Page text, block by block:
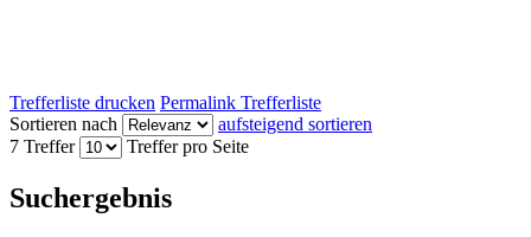
Trefferliste drucken Permalink Trefferliste
Sortieren nach
aufsteigend sortieren
7 Treffer
Treffer pro Seite
Suchergebnis